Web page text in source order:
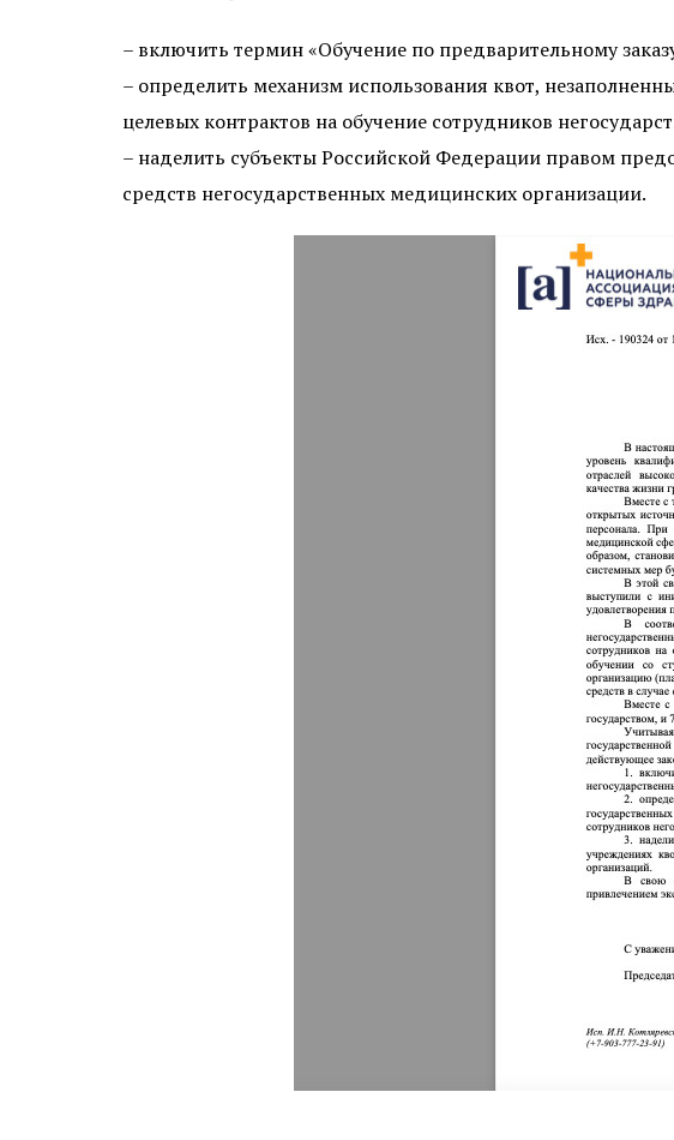
– включить термин «Обучение по предварительному
– определить механизм использования квот,
целевых контрактов на обучение сотрудников
– наделить субъекты Российской Федерации правом
средств негосударственных медицинских организации.